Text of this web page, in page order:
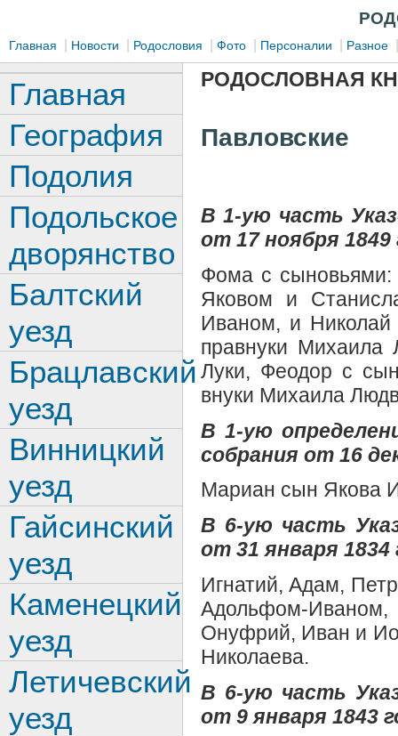
Главная Новости Родословия Фото Персоналии Разное
РОДОСЛОВНАЯ
Павловские
В 1-ую часть
от 17 ноября 1849
Фома с
Яковом и
Иваном, и
правнуки
Луки, Феодор с
внуки Михаила
В 1-ую
собрания от 16
Мариан сын Якова
В 6-ую часть
от 31 января 1834
Игнатий, Адам,
Адольфом-
Онуфрий, Иван и
Николаева.
В 6-ую часть
от 9 января 1843
Главная
География
Подолия
Подольское
дворянство
Балтский
уезд
Брацлавский
уезд
Винницкий
уезд
Гайсинский
уезд
Каменецкий
уезд
Летичевский
уезд